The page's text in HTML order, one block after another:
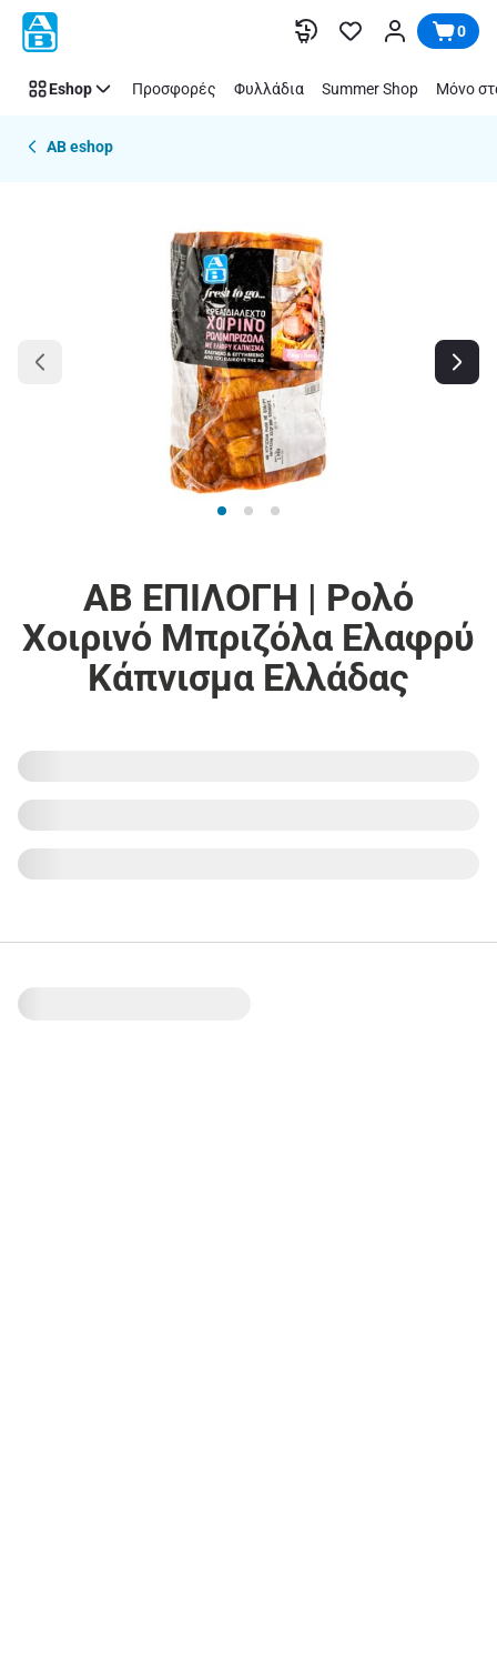
Παράλειψη 0
Eshop Προσφορές Φυλλάδια Summer Shop Μόνο
AB eshop
ΑΒ ΕΠΙΛΟΓΗ | Ρολό
Χοιρινό Μπριζόλα Ελαφρύ
Κάπνισμα Ελλάδας